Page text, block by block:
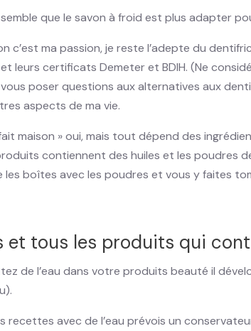
semble que le savon à froid est plus adapter
c’est ma passion, je reste l’adepte du
leurs certificats Demeter et BDIH. (Ne
poser questions aux alternatives aux
aspects de ma vie.
maison » oui, mais tout dépend des
contiennent des huiles et les poudres
les boîtes avec les poudres et vous y faites
et tous les produits qui
de l’eau dans votre produits beauté il
recettes avec de l’eau prévois un